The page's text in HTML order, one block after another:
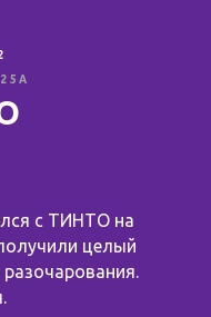
с ТИНТО на
целый